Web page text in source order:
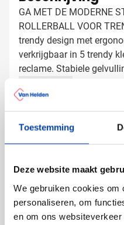
Toestemming
Deze website maakt
We gebruiken cookies om
personaliseren, om
en om ons
GA MET DE MODERNE
ROLLERBALL VOOR
trendy design met
verkrijgbaar in 5 trendy
reclame. Stabiele
mm lijndikte voor
papier te zetten.
Productnummer
Gewicht
Materiaal
Afmetingen